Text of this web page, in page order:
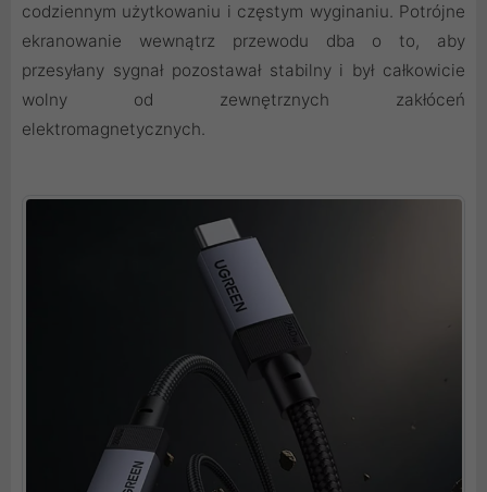
codziennym użytkowaniu i częstym wyginaniu. Potrójne
ekranowanie wewnątrz przewodu dba o to, aby
przesyłany sygnał pozostawał stabilny i był całkowicie
wolny od zewnętrznych zakłóceń
elektromagnetycznych.